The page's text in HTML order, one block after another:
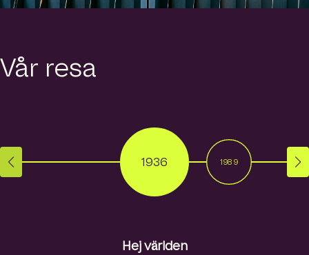
Vår resa
Hej världen
1936 1989 2020